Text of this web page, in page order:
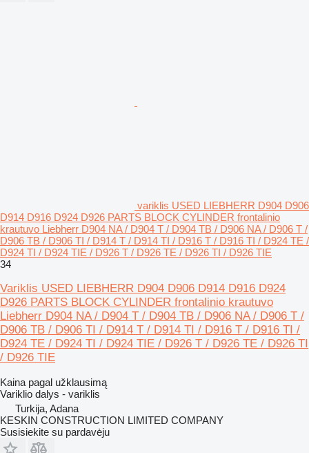
variklis USED LIEBHERR D904 D906
D914 D916 D924 D926 PARTS BLOCK CYLINDER frontalinio
krautuvo Liebherr D904 NA / D904 T / D904 TB / D906 NA / D906 T /
D906 TB / D906 TI / D914 T / D914 TI / D916 T / D916 TI / D924 TE /
D924 TI / D924 TIE / D926 T / D926 TE / D926 TI / D926 TIE
34
Variklis USED LIEBHERR D904 D906 D914 D916 D924
D926 PARTS BLOCK CYLINDER frontalinio krautuvo
Liebherr D904 NA / D904 T / D904 TB / D906 NA / D906 T /
D906 TB / D906 TI / D914 T / D914 TI / D916 T / D916 TI /
D924 TE / D924 TI / D924 TIE / D926 T / D926 TE / D926 TI
/ D926 TIE
Kaina pagal užklausimą
Variklio dalys - variklis
Turkija, Adana
KESKIN CONSTRUCTION LIMITED COMPANY
Susisiekite su pardavėju